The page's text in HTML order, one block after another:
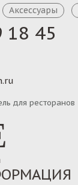
18 45
для ресторанов
Аксессуары